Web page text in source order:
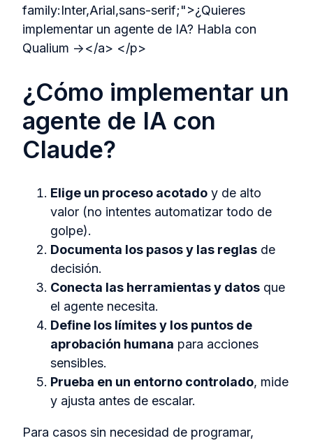
family:Inter,Arial,sans-serif;">¿Quieres
implementar un agente de IA? Habla con
Qualium →</a> </p>
¿Cómo implementar un
agente de IA con
Claude?
Elige un proceso acotado y de alto
valor (no intentes automatizar todo de
golpe).
Documenta los pasos y las reglas de
decisión.
Conecta las herramientas y datos que
el agente necesita.
Define los límites y los puntos de
aprobación humana para acciones
sensibles.
Prueba en un entorno controlado, mide
y ajusta antes de escalar.
Para casos sin necesidad de programar,